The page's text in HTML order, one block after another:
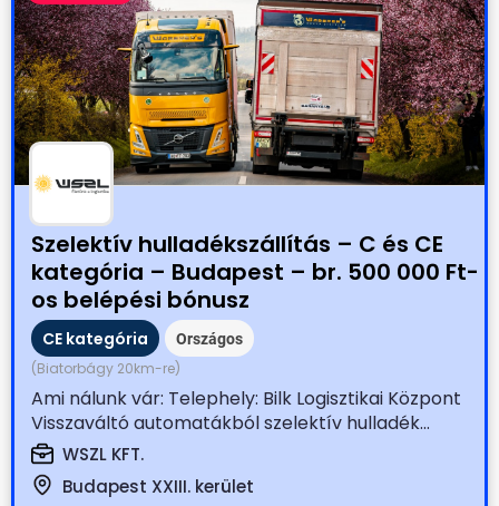
Szelektív hulladékszállítás – C és CE
kategória – Budapest – br. 500 000 Ft-
os belépési bónusz
CE kategória Országos
(Biatorbágy 20km-re)
Ami nálunk vár: Telephely: Bilk Logisztikai Központ
Visszaváltó automatákból szelektív hulladék...
WSZL KFT.
Budapest XXIII. kerület